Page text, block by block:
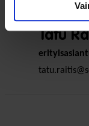
Tatu